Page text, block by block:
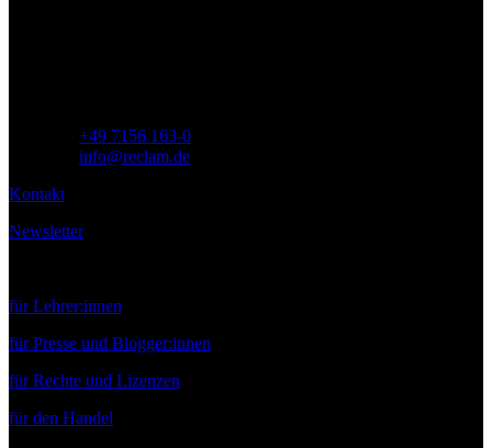
+49 7156 163-0
info@reclam.de
Kontakt
Newsletter
für Lehrer:innen
für Presse und Blogger:innen
für Rechte und Lizenzen
für den Handel